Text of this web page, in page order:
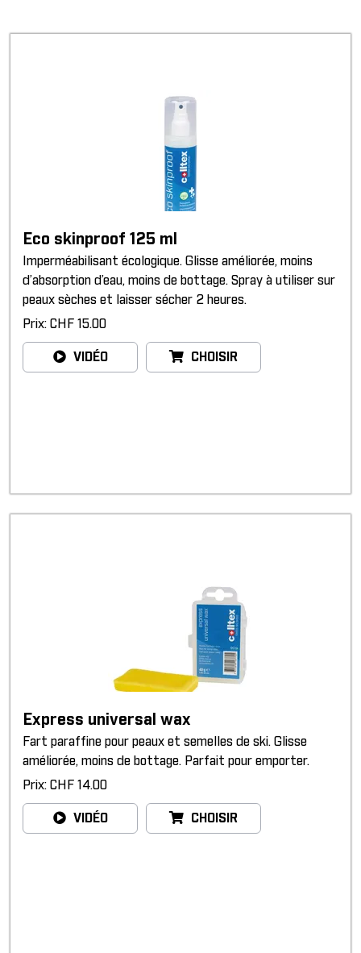
Eco skinproof 125 ml
Imperméabilisant écologique. Glisse améliorée, moins
d’absorption d’eau, moins de bottage. Spray à utiliser sur
peaux sèches et laisser sécher 2 heures.
Prix: CHF 15.00
VIDÉO CHOISIR
Express universal wax
Fart paraffine pour peaux et semelles de ski. Glisse
améliorée, moins de bottage. Parfait pour emporter.
Prix: CHF 14.00
VIDÉO CHOISIR